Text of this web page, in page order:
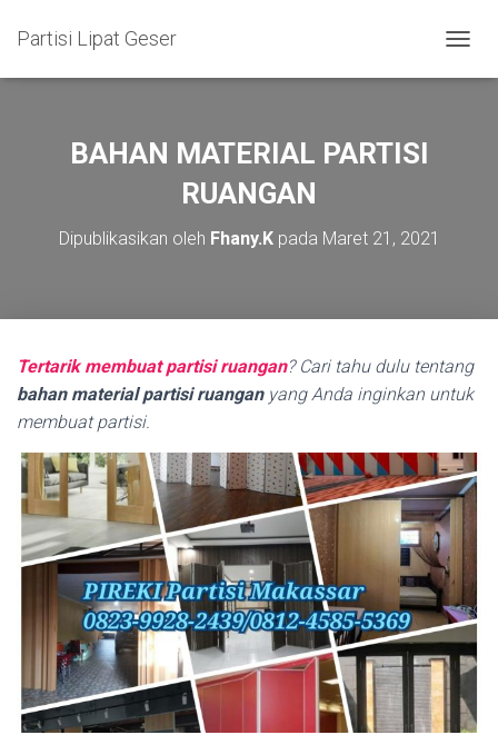
Partisi Lipat Geser
O
BAHAN MATERIAL PARTISI
RUANGAN
Dipublikasikan oleh Fhany.Kpada Maret 21, 2021
Tertarik membuat partisi ruangan? Cari tahu dulu tentang
bahan material partisi ruanganyang Anda inginkan untuk
membuat partisi.